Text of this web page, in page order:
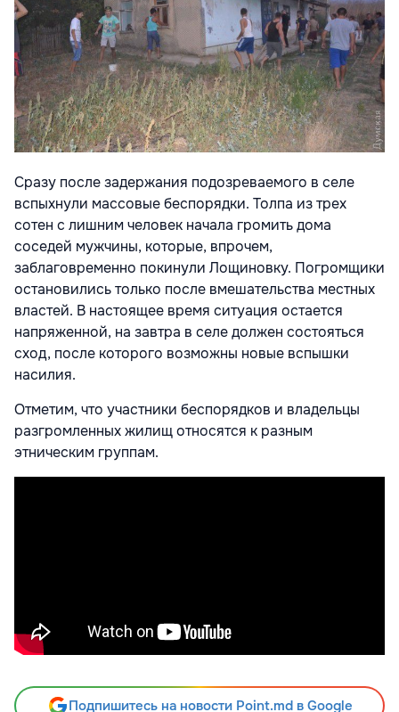
Сразу после задержания подозреваемого в селе
вспыхнули массовые беспорядки. Толпа из трех
сотен с лишним человек начала громить дома
соседей мужчины, которые, впрочем,
заблаговременно покинули Лощиновку. Погромщики
остановились только после вмешательства местных
властей. В настоящее время ситуация остается
напряженной, на завтра в селе должен состояться
сход, после которого возможны новые вспышки
насилия.
Отметим, что участники беспорядков и владельцы
разгромленных жилищ относятся к разным
этническим группам.
Подпишитесь на новости Point.md в Google